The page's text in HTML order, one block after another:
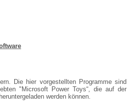
Die hier vorgestellten Programme sind
"Microsoft Power Toys“, die auf der
werden können.